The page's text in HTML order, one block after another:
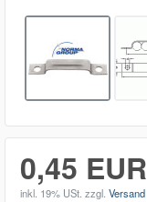
0,45 EUR
inkl. 19% USt. zzgl. Versand